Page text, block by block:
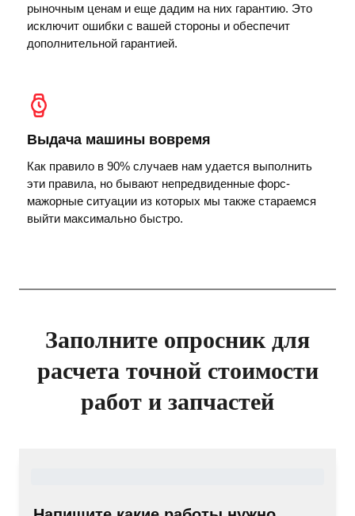
рыночным ценам и еще дадим на них гарантию. Это
исключит ошибки с вашей стороны и обеспечит
дополнительной гарантией.
Выдача машины вовремя
Как правило в 90% случаев нам удается выполнить
эти правила, но бывают непредвиденные форс-
мажорные ситуации из которых мы также стараемся
выйти максимально быстро.
Заполните опросник для
расчета точной стоимости
работ и запчастей